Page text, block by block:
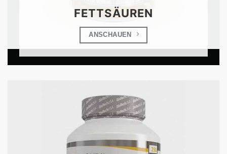
FETTSÄUREN
ANSCHAUEN